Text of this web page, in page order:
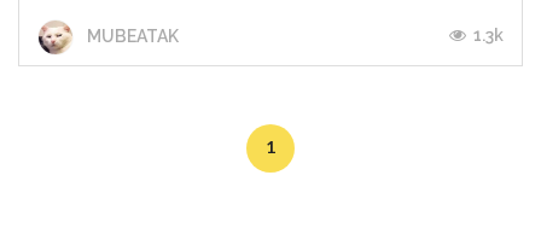
MUBEATAK 1.3k
1